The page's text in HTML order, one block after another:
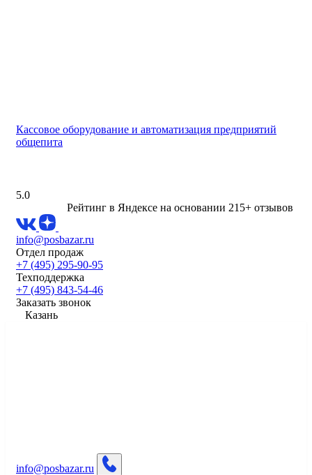
Кассовое оборудование и автоматизация предприятий
общепита
5.0
Рейтинг в Яндексе на основании 215+ отзывов
info@posbazar.ru
Отдел продаж
+7 (495) 295-90-95
Техподдержка
+7 (495) 843-54-46
Заказать звонок
Казань
info@posbazar.ru